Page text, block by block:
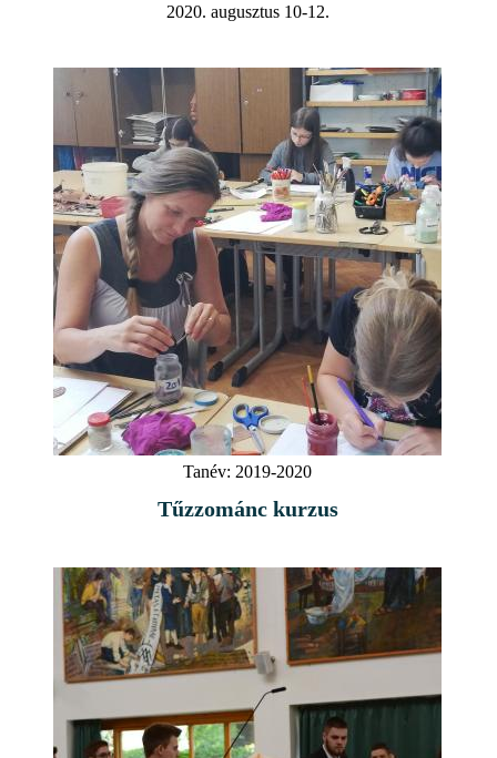
2020. augusztus 10-12.
Tanév: 2019-2020
Tűzzománc kurzus